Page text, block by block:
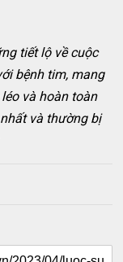
tiết lộ về cuộc
bệnh tim, mang
và hoàn toàn
và thường bị